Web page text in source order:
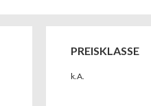
PREISKLASSE
k.A.